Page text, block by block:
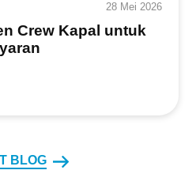
28 Mei 2026
Crew Kapal untuk
BLOG